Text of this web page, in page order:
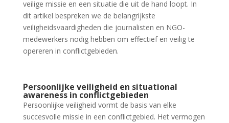
veilige missie en een situatie die uit de hand loopt. In
dit artikel bespreken we de belangrijkste
veiligheidsvaardigheden die journalisten en NGO-
medewerkers nodig hebben om effectief en veilig te
opereren in conflictgebieden.
Persoonlijke veiligheid en situational
awareness in conflictgebieden
Persoonlijke veiligheid vormt de basis van elke
succesvolle missie in een conflictgebied. Het vermogen